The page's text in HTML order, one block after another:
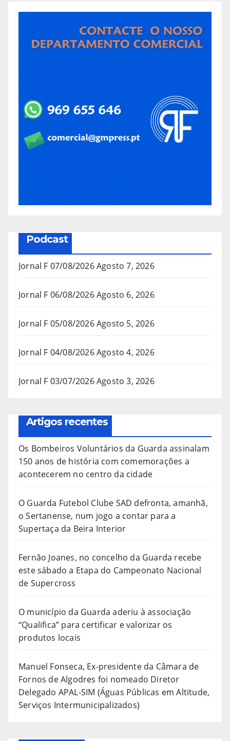
Podcast
Jornal F 07/08/2026Agosto 7, 2026
Jornal F 06/08/2026Agosto 6, 2026
Jornal F 05/08/2026Agosto 5, 2026
Jornal F 04/08/2026Agosto 4, 2026
Jornal F 03/07/2026Agosto 3, 2026
Artigos recentes
Os Bombeiros Voluntários da Guarda assinalam
150 anos de história com comemorações a
acontecerem no centro da cidade
O Guarda Futebol Clube SAD defronta, amanhã,
o Sertanense, num jogo a contar para a
Supertaça da Beira Interior
Fernão Joanes, no concelho da Guarda recebe
este sábado a Etapa do Campeonato Nacional
de Supercross
O município da Guarda aderiu à associação
“Qualifica” para certificar e valorizar os
produtos locais
Manuel Fonseca, Ex-presidente da Câmara de
Fornos de Algodres foi nomeado Diretor
Delegado APAL-SIM (Águas Públicas em Altitude,
Serviços Intermunicipalizados)